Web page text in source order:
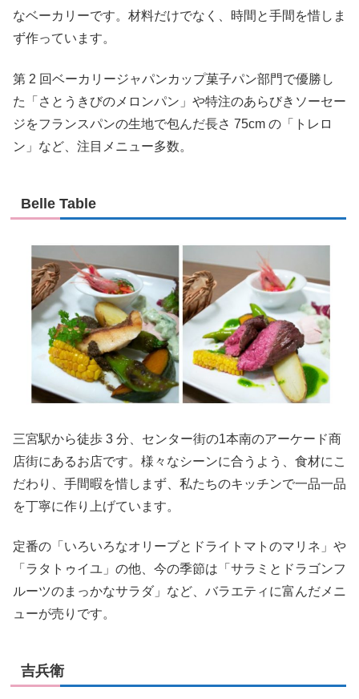
なベーカリーです。材料だけでなく、時間と手間を惜しま
ず作っています。
第 2 回ベーカリージャパンカップ菓子パン部門で優勝し
た「さとうきびのメロンパン」や特注のあらびきソーセー
ジをフランスパンの生地で包んだ長さ 75cm の「トレロ
ン」など、注目メニュー多数。
Belle Table
三宮駅から徒歩 3 分、センター街の1本南のアーケード商
店街にあるお店です。様々なシーンに合うよう、食材にこ
だわり、手間暇を惜しまず、私たちのキッチンで一品一品
を丁寧に作り上げています。
定番の「いろいろなオリーブとドライトマトのマリネ」や
「ラタトゥイユ」の他、今の季節は「サラミとドラゴンフ
ルーツのまっかなサラダ」など、バラエティに富んだメニ
ューが売りです。
吉兵衛